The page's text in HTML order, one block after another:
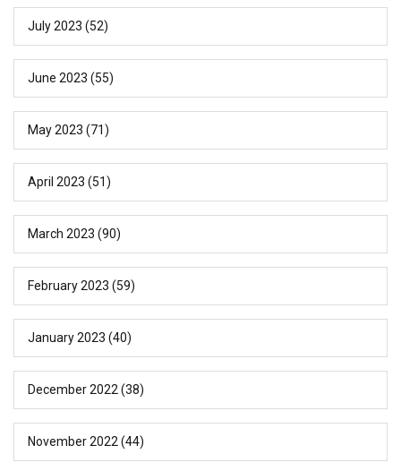
July 2023 (52)
June 2023 (55)
May 2023 (71)
April 2023 (51)
March 2023 (90)
February 2023 (59)
January 2023 (40)
December 2022 (38)
November 2022 (44)